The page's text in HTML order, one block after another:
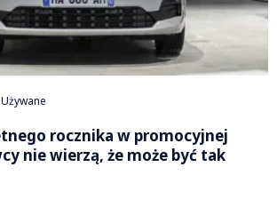
Używane
rocznika w promocyjnej
nie wierzą, że może być tak